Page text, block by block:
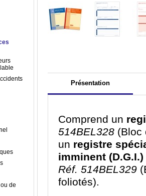
Présentation
Comprend un
514BEL328 (Bloc
un registre
imminent
Réf. 514BEL329
foliotés).
de